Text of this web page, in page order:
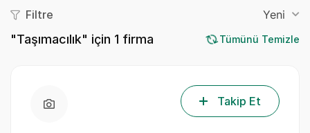
Filtre Yeni
"Taşımacılık" için 1 firma Tümünü Temizle
Takip Et